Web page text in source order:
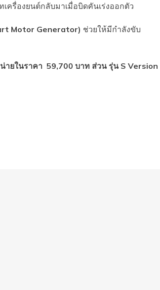
ครื่องยนต์กลับมาเมื่อบิดคันเร่งออกตัว
Motor Generator) ช่วยให้มีกำลังขับ
ายในราคา 59,700 บาท ส่วน รุ่นS Version